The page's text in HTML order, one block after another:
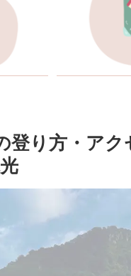
り方・アク